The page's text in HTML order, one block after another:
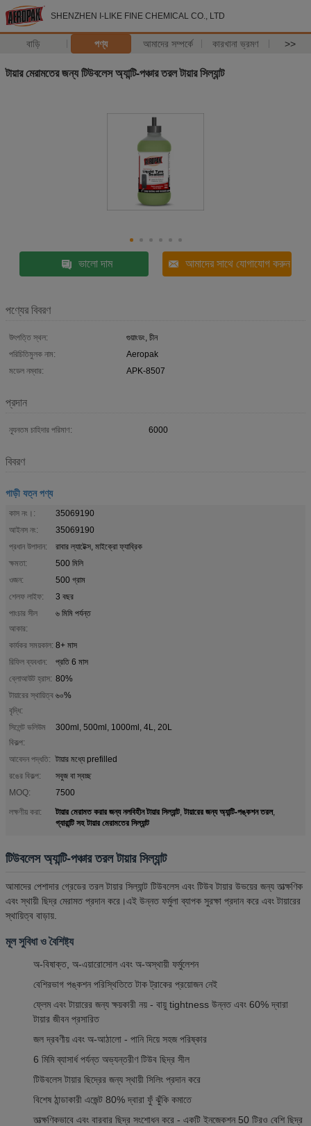
SHENZHEN I-LIKE FINE CHEMICAL CO., LTD
বাড়ি পণ্য আমাদের সম্পর্কে কারখানা ভ্রমণ >>
টায়ার মেরামতের জন্য টিউবলেস অ্যান্টি-পঞ্চার তরল টায়ার সিল্যান্ট
ভালো দাম আমাদের সাথে যোগাযোগ করুন
পণ্যের বিবরণ
উৎপত্তি স্থল:
গুয়াংডং, চীন
পরিচিতিমুলক নাম:
Aeropak
মডেল নম্বার:
APK-8507
প্রদান
ন্যূনতম চাহিদার পরিমাণ: 6000
বিবরণ
গাড়ী যত্ন পণ্য
কাস নং।:
35069190
আইনস নং:
35069190
প্রধান উপাদান:
রাবার ল্যাটেক্স, মাইক্রো ফ্যাব্রিক
ক্ষমতা:
500 মিলি
ওজন:
500 গ্রাম
শেলফ লাইফ:
3 বছর
পাংচার সীল
আকার:
৬ মিমি পর্যন্ত
কার্যকর সময়কাল: 8+ মাস
রিফিল ব্যবধান:
প্রতি 6 মাস
ব্লোআউট হ্রাস: 80%
টায়ারের স্থায়িত্ব
বৃদ্ধি:
৬০%
সিলেন্ট ভলিউম
বিকল্প:
300ml, 500ml, 1000ml, 4L, 20L
আবেদন পদ্ধতি: টায়ার মধ্যে prefilled
রঙের বিকল্প:
সবুজ বা স্বচ্ছ
MOQ:
7500
লক্ষণীয় করা:
টায়ার মেরামত করার জন্য নলবিহীন টায়ার সিল্যান্ট,টায়ারের জন্য অ্যান্টি-পঙ্কশন তরল,
গ্যারান্টি সহ টায়ার মেরামতের সিল্যান্ট
টিউবলেস অ্যান্টি-পঞ্চার তরল টায়ার সিল্যান্ট
আমাদের পেশাদার গ্রেডের তরল টায়ার সিল্যান্ট টিউবলেস এবং টিউব টায়ার উভয়ের জন্য তাত্ক্ষণিক
এবং স্থায়ী ছিদ্র মেরামত প্রদান করে।এই উন্নত ফর্মুলা ব্যাপক সুরক্ষা প্রদান করে এবং টায়ারের
স্থায়িত্ব বাড়ায়.
মূল সুবিধা ও বৈশিষ্ট্য
অ-বিষাক্ত, অ-এয়ারোসোল এবং অ-অস্থায়ী ফর্মুলেশন
বেশিরভাগ পঙ্কশন পরিস্থিতিতে টাক ট্রাকের প্রয়োজন নেই
ফ্লেম এবং টায়ারের জন্য ক্ষয়কারী নয় - বায়ু tightness উন্নত এবং 60% দ্বারা
টায়ার জীবন প্রসারিত
জল দ্রবণীয় এবং অ-আঠালো - পানি দিয়ে সহজ পরিষ্কার
6 মিমি ব্যাসার্ধ পর্যন্ত অভ্যন্তরীণ টিউব ছিদ্র সীল
টিউবলেস টায়ার ছিদ্রের জন্য স্থায়ী সিলিং প্রদান করে
বিশেষ ঠান্ডাকারী এজেন্ট 80% দ্বারা ফুঁ ঝুঁকি কমাতে
তাত্ক্ষণিকভাবে এবং বারবার ছিদ্র সংশোধন করে - একটি ইনজেকশন 50 টিরও বেশি ছিদ্র